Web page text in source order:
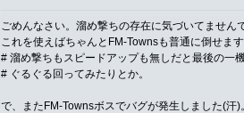
ごめんなさい。溜め撃ちの存在に気づいてません
これを使えばちゃんとFM-Townsも普通に倒せま
# 溜め撃ちもスピードアップも無しだと最後の一
# ぐるぐる回ってみたりとか。
で、またFM-Townsボスでバグが発生しました(汗)